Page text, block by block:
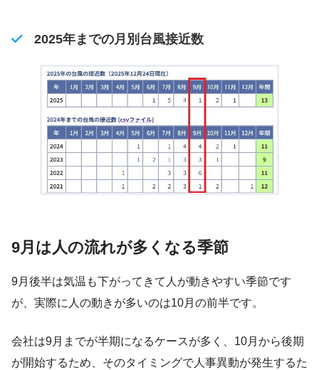
2025年までの月別台風接近数
9月は人の流れが多くなる季節
9月後半は気温も下がってきて人が動きやすい季節です
が、実際に人の動きが多いのは10月の前半です。
会社は9月までが半期になるケースが多く、10月から後期
が開始するため、そのタイミングで人事異動が発生するた